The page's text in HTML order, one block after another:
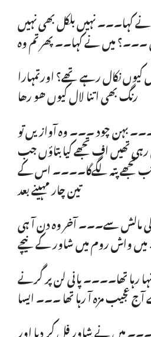
کہا۔۔۔ نہیں بلکل بھی نہیں
میں نے کہا۔۔ پھر تم وہ
نکال رہے تھے؟ اورتمہارا
رنگ بھی اتنا لال کیوں ھو رھا
بہن چود ۔۔۔ وہ آوازیں تو
تھیں اف تجھے کیا بتاؤں جب
تجھے پتہ لگےگا۔۔۔۔ اس کے
تین چار مہینے بعد
سے۔۔۔ آخر وہ دن آ ہی
واش روم میں شاور کے نیچے
رہا تھا۔۔۔۔ پانی لن پر گرنے
عجیب مزہ آ رہا تھا ۔۔۔ ایسا
میں نے شاور فل کر دیا اور